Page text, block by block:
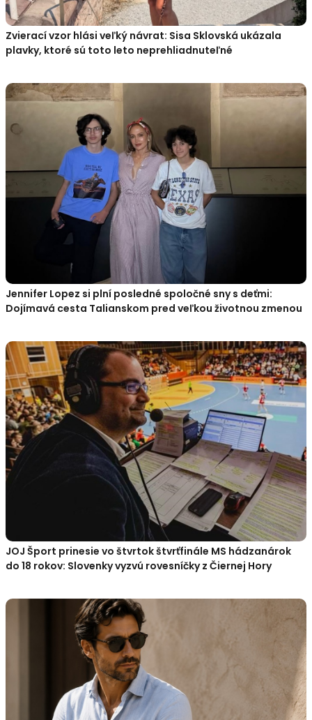
Zvierací vzor hlási veľký návrat: Sisa Sklovská ukázala
plavky, ktoré sú toto leto neprehliadnuteľné
Jennifer Lopez si plní posledné spoločné sny s deťmi:
Dojímavá cesta Talianskom pred veľkou životnou zmenou
JOJ Šport prinesie vo štvrtok štvrťfinále MS hádzanárok
do 18 rokov: Slovenky vyzvú rovesníčky z Čiernej Hory